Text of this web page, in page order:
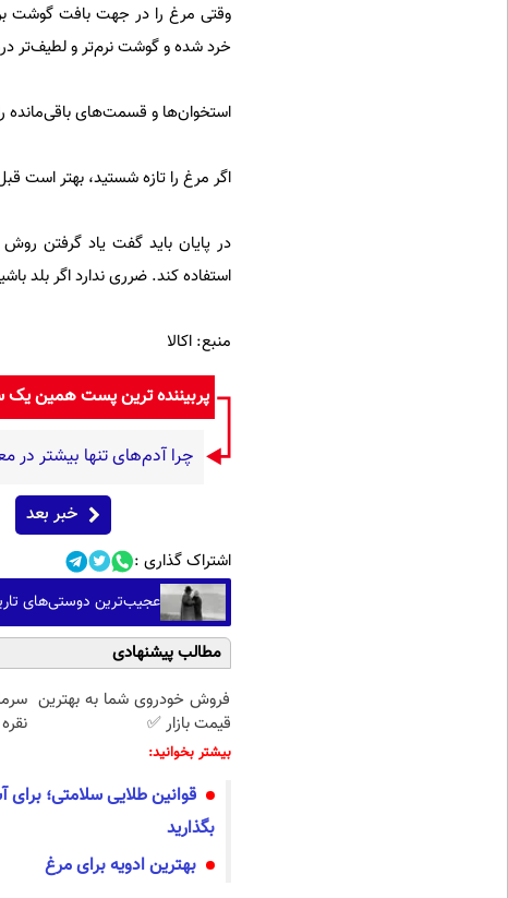
وقتی مرغ را در جهت بافت گوشت
خرد شده و گوشت نرم‌تر و لطیف‌تر
استخوان‌ها و قسمت‌های باقی‌مانده
اگر مرغ را تازه شستید، بهتر
در پایان باید گفت یاد گرفتن
استفاده کند. ضرری ندارد اگر بلد
منبع: اکالا
پربیننده ترین پست همین یک
چرا آدم‌های تنها بیشتر در
خبر بعد
اشتراک گذاری :
عجیب‌ترین دوستی‌های
مطالب پیشنهادی
فروش خودروی شما به بهترین
قیمت بازار ✅
بیشتر بخوانید:
قوانین طلایی سلامتی؛ برای
بگذارید
بهترین ادویه برای مرغ